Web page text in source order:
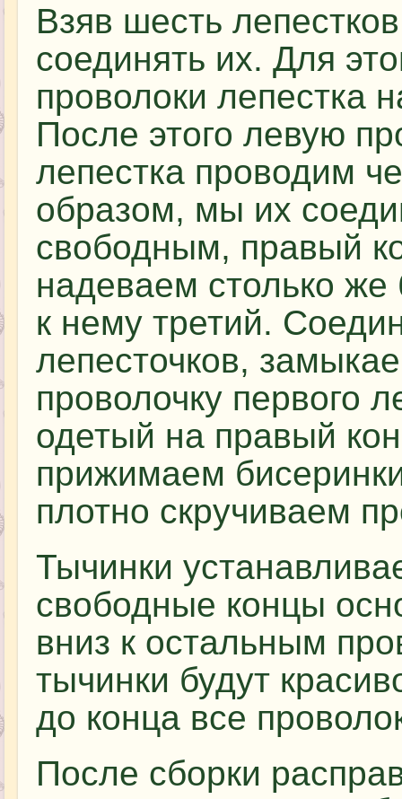
Взяв шесть
соединять их. Для
проволоки лепестка
После этого левую
лепестка проводим
образом, мы их
свободным, правый
надеваем столько
к нему третий.
лепесточков,
проволочку первого
одетый на правый
прижимаем
плотно скручиваем
Тычинки
свободные концы
вниз к остальным
тычинки будут
до конца все
После сборки